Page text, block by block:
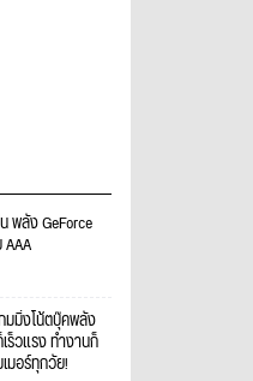
พลัง GeForce
มมิ่งโน้ตบุ๊คพลัง
ร็วแรง ทำงานก็
มอร์ทุกวัย!